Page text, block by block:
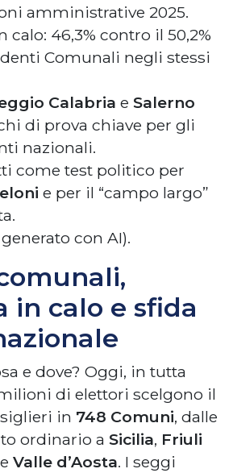
amministrative 2025.
calo: 46,3% contro il 50,2%
Comunali negli stessi
Calabria e Salerno
di prova chiave per gli
nazionali.
come test politico per
e per il “campo largo”
con AI).
in calo e sfida
e dove? Oggi, in tutta
di elettori scelgono il
in 748 Comuni, dalle
ordinario a Sicilia, Friuli
e Valle d’Aosta. I seggi